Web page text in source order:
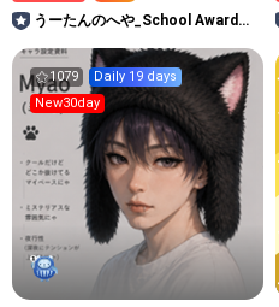
うーたんのへや_School Award
1079
Daily 19 days
New30day